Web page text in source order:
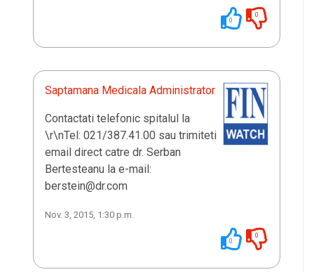
0
0
Saptamana Medicala Administrator
Contactati telefonic spitalul la
\r\nTel: 021/387.41.00 sau trimiteti
email direct catre dr. Serban
Bertesteanu la e-mail:
berstein@dr.com
Nov. 3, 2015, 1:30 p.m.
0
0